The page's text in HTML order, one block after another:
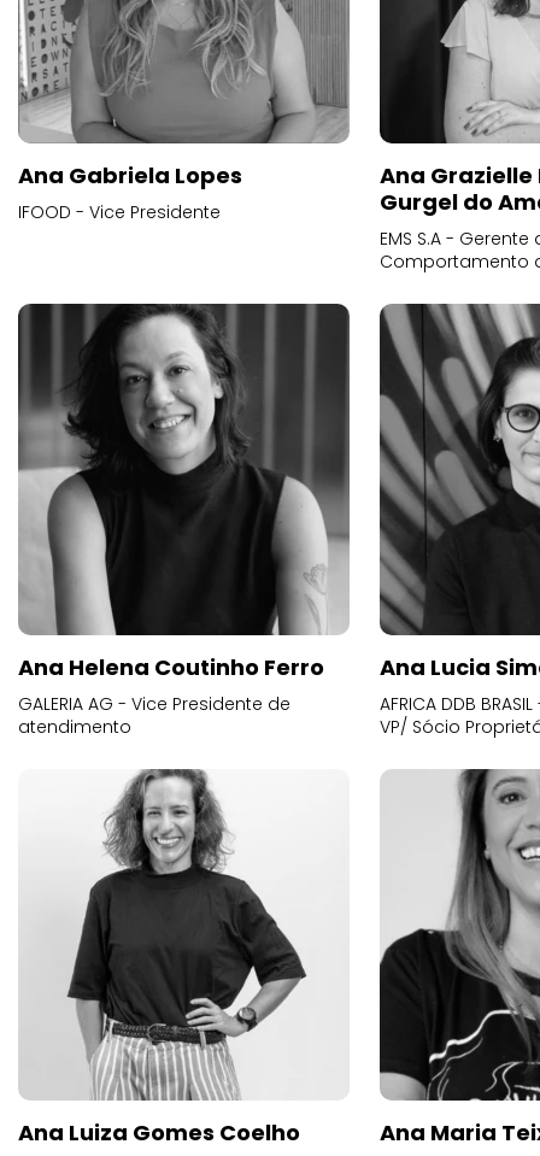
Ana Gabriela Lopes
IFOOD - Vice Presidente
Ana
Gurgel do
EMS S.A -
Comportamento
Ana Helena Coutinho Ferro
GALERIA AG - Vice Presidente de
atendimento
Ana Lucia
AFRICA DDB
VP/ Sócio
Ana Luiza Gomes Coelho Ana Maria